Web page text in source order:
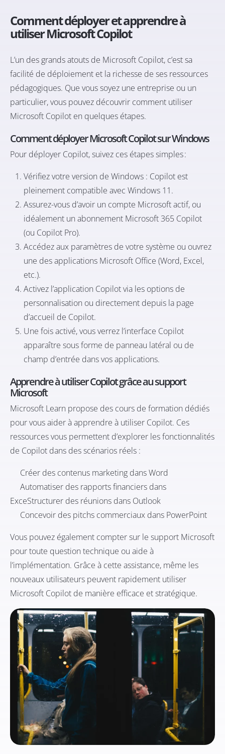
Comment déployer et apprendre à
utiliser Microsoft Copilot
L’un des grands atouts de Microsoft Copilot, c’est sa
facilité de déploiement et la richesse de ses ressources
pédagogiques. Que vous soyez une entreprise ou un
particulier, vous pouvez découvrir comment utiliser
Microsoft Copilot en quelques étapes.
Comment déployer Microsoft Copilot sur Windows
Pour déployer Copilot, suivez ces étapes simples :
Vérifiez votre version de Windows : Copilot est
pleinement compatible avec Windows 11.
Assurez-vous d’avoir un compte Microsoft actif, ou
idéalement un abonnement Microsoft 365 Copilot
(ou Copilot Pro).
Accédez aux paramètres de votre système ou ouvrez
une des applications Microsoft Office (Word, Excel,
etc.).
Activez l’application Copilot via les options de
personnalisation ou directement depuis la page
d’accueil de Copilot.
Une fois activé, vous verrez l’interface Copilot
apparaître sous forme de panneau latéral ou de
champ d’entrée dans vos applications.
Apprendre à utiliser Copilot grâce au support
Microsoft
Microsoft Learn propose des cours de formation dédiés
pour vous aider à apprendre à utiliser Copilot. Ces
ressources vous permettent d’explorer les fonctionnalités
de Copilot dans des scénarios réels :
Créer des contenus marketing dans Word
Automatiser des rapports financiers dans
ExceStructurer des réunions dans Outlook
Concevoir des pitchs commerciaux dans PowerPoint
Vous pouvez également compter sur le support Microsoft
pour toute question technique ou aide à
l’implémentation. Grâce à cette assistance, même les
nouveaux utilisateurs peuvent rapidement utiliser
Microsoft Copilot de manière efficace et stratégique.